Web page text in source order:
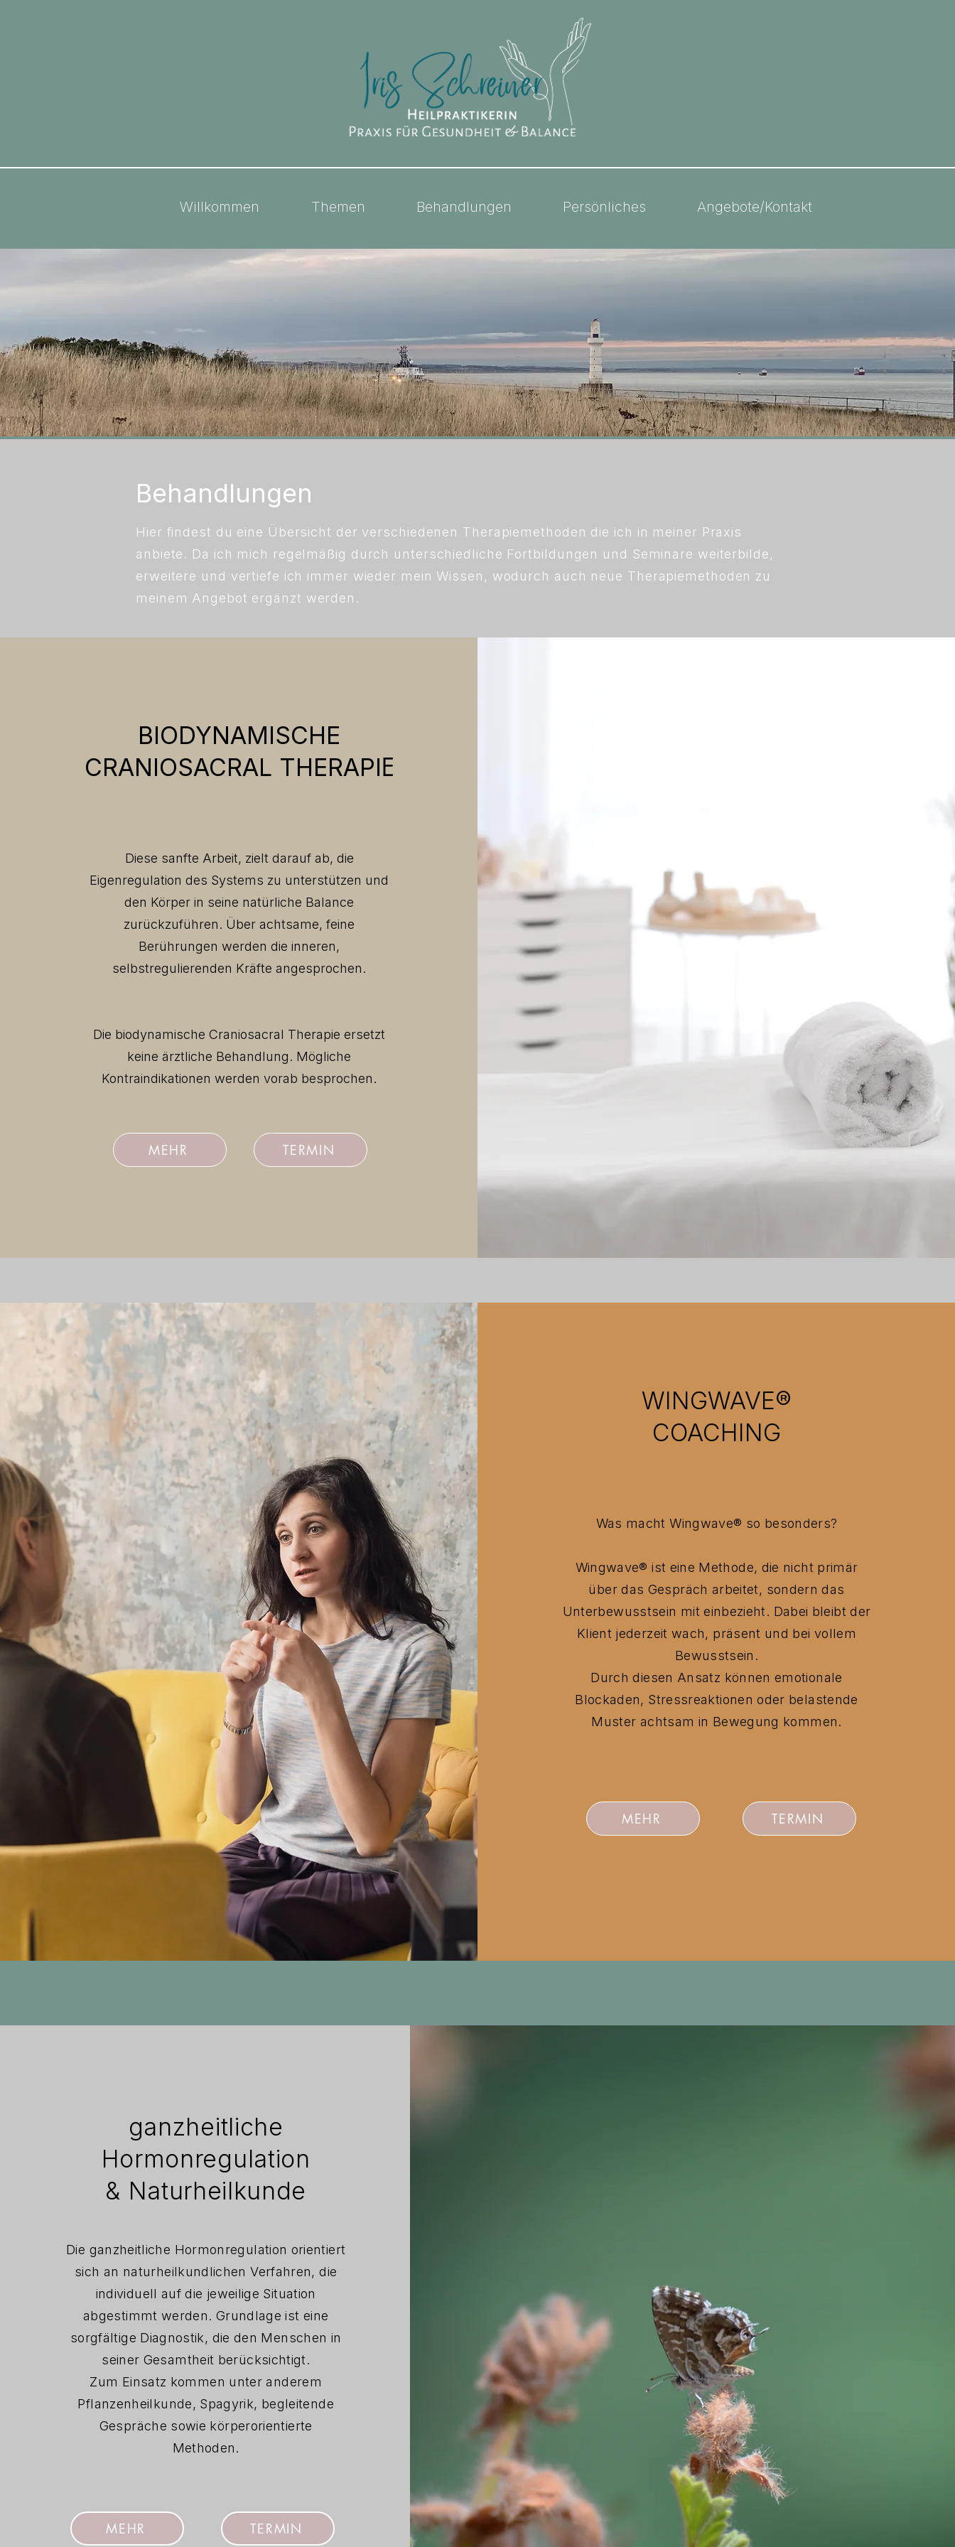
Willkommen Themen Behandlungen Persönliches Angebote/Kontakt
Behandlungen
Hier findest du eine Übersicht der verschiedenen Therapiemethoden die ich in meiner Praxis
anbiete. Da ich mich regelmäßig durch unterschiedliche Fortbildungen und Seminare weiterbilde,
erweitere und vertiefe ich immer wieder mein Wissen, wodurch auch neue Therapiemethoden zu
meinem Angebot ergänzt werden.
BIODYNAMISCHE
CRANIOSACRAL THERAPIE
Diese sanfte Arbeit, zielt darauf ab, die
Eigenregulation des Systems zu unterstützen und
den Körper in seine natürliche Balance
zurückzuführen. Über achtsame, feine
Berührungen werden die inneren,
selbstregulierenden Kräfte angesprochen.
Die biodynamische Craniosacral Therapie ersetzt
keine ärztliche Behandlung. Mögliche
Kontraindikationen werden vorab besprochen.
MEHR TERMIN
WINGWAVE®
COACHING
Was macht Wingwave® so besonders?
Wingwave® ist eine Methode, die nicht primär
über das Gespräch arbeitet, sondern das
Unterbewusstsein mit einbezieht. Dabei bleibt der
Klient jederzeit wach, präsent und bei vollem
Bewusstsein.
Durch diesen Ansatz können emotionale
Blockaden, Stressreaktionen oder belastende
Muster achtsam in Bewegung kommen.
MEHR TERMIN
ganzheitliche
Hormonregulation
& Naturheilkunde
Die ganzheitliche Hormonregulation orientiert
sich an naturheilkundlichen Verfahren, die
individuell auf die jeweilige Situation
abgestimmt werden. Grundlage ist eine
sorgfältige Diagnostik, die den Menschen in
seiner Gesamtheit berücksichtigt.
Zum Einsatz kommen unter anderem
Pflanzenheilkunde, Spagyrik, begleitende
Gespräche sowie körperorientierte
Methoden.
MEHR TERMIN